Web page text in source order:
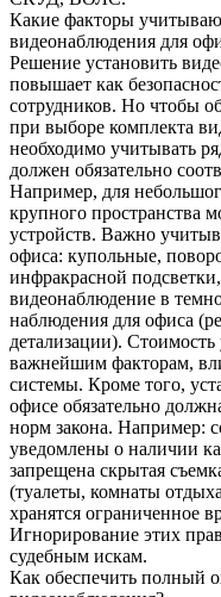
Какие факторы
видеонаблюдения для
Решение установить
повышает как
сотрудников. Но чтобы
при выборе комплекта
необходимо учитывать
должен обязательно
Например, для
крупного пространства
устройств. Важно
офиса: купольные,
инфракрасной
видеонаблюдение в
наблюдения для офиса
детализации).
важнейшим факторам,
системы. Кроме того,
офисе обязательно
норм закона. Например:
уведомлены о наличии
запрещена скрытая
(туалеты, комнаты
хранятся ограниченное
Игнорирование этих
судебным искам.
Как обеспечить полный